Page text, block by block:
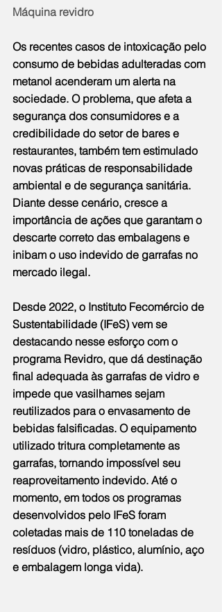
Máquina revidro
Os recentes casos de intoxicação pelo
consumo de bebidas adulteradas com
metanol acenderam um alerta na
sociedade. O problema, que afeta a
segurança dos consumidores e a
credibilidade do setor de bares e
restaurantes, também tem estimulado
novas práticas de responsabilidade
ambiental e de segurança sanitária.
Diante desse cenário, cresce a
importância de ações que garantam o
descarte correto das embalagens e
inibam o uso indevido de garrafas no
mercado ilegal.
Desde 2022, o Instituto Fecomércio de
Sustentabilidade (IFeS) vem se
destacando nesse esforço com o
programa Revidro, que dá destinação
final adequada às garrafas de vidro e
impede que vasilhames sejam
reutilizados para o envasamento de
bebidas falsificadas. O equipamento
utilizado tritura completamente as
garrafas, tornando impossível seu
reaproveitamento indevido. Até o
momento, em todos os programas
desenvolvidos pelo IFeS foram
coletadas mais de 110 toneladas de
resíduos (vidro, plástico, alumínio, aço
e embalagem longa vida).